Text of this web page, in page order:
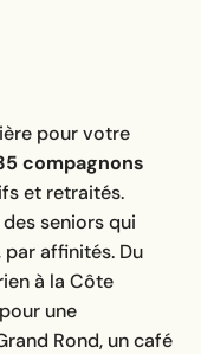
pour votre
compagnons
et retraités.
seniors qui
affinités. Du
à la Côte
une
Rond, un café